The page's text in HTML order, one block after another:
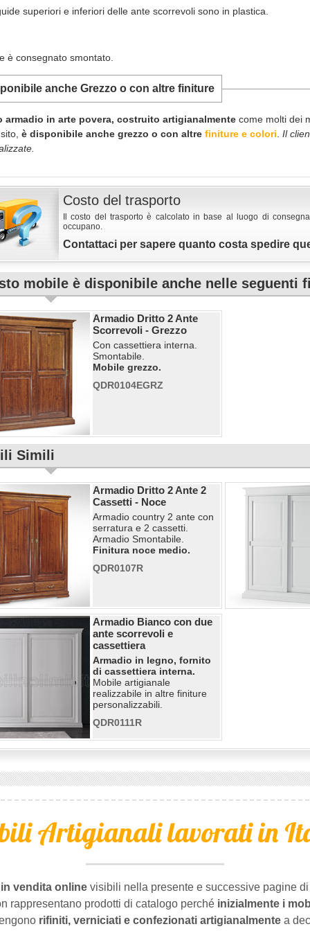
superiori e inferiori delle ante scorrevoli sono in plastica.
è consegnato smontato.
anche Grezzo o con altre finiture
armadio in arte povera, costruito artigianalmente come molti dei
è disponibile anche grezzo o con altre finiture e colori Il
Costo del trasporto
Il costo del trasporto è calcolato in base al luogo di
occupano.
Contattaci per sapere quanto costa spedire
mobile è disponibile anche nelle seguenti
Armadio Dritto 2 Ante
Scorrevoli - Grezzo
Con cassettiera interna.
Smontabile.
Mobile grezzo.
QDR0104EGRZ
Simili
Armadio Dritto 2 Ante 2
Cassetti - Noce
Armadio country 2 ante con
serratura e 2 cassetti.
Armadio Smontabile.
Finitura noce medio.
QDR0107R
Armadio Bianco con due
ante scorrevoli e
cassettiera
Armadio in legno, fornito
di cassettiera interna.
Mobile artigianale
realizzabile in altre finiture
personalizzabili.
QDR0111R
Artigianali lavorati in
vendita online visibili nella presente e successive pagine
rappresentano prodotti di catalogo perché inizialmente i
rifiniti, verniciati e confezionati artigianalmentea